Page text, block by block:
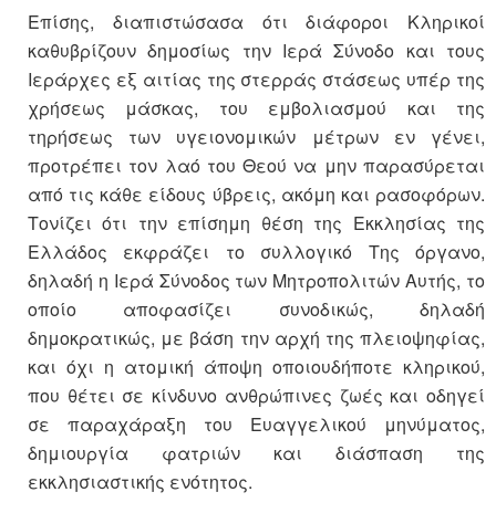
Επίσης, διαπιστώσασα ότι διάφοροι Κληρικοί
καθυβρίζουν δημοσίως την Ιερά Σύνοδο και τους
Ιεράρχες εξ αιτίας της στερράς στάσεως υπέρ της
χρήσεως μάσκας, του εμβολιασμού και της
τηρήσεως των υγειονομικών μέτρων εν γένει,
προτρέπει τον λαό του Θεού να μην παρασύρεται
από τις κάθε είδους ύβρεις, ακόμη και ρασοφόρων.
Τονίζει ότι την επίσημη θέση της Εκκλησίας της
Ελλάδος εκφράζει το συλλογικό Της όργανο,
δηλαδή η Ιερά Σύνοδος των Μητροπολιτών Αυτής, το
οποίο αποφασίζει συνοδικώς, δηλαδή
δημοκρατικώς, με βάση την αρχή της πλειοψηφίας,
και όχι η ατομική άποψη οποιουδήποτε κληρικού,
που θέτει σε κίνδυνο ανθρώπινες ζωές και οδηγεί
σε παραχάραξη του Ευαγγελικού μηνύματος,
δημιουργία φατριών και διάσπαση της
εκκλησιαστικής ενότητος.